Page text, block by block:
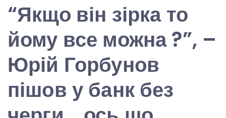
“Якщо він зірка то
йому все можна ?”, –
Юрій Горбунов
пішов у банк без